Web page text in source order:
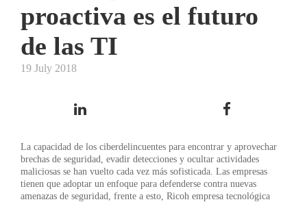
proactiva es el futuro
de las TI
19 July 2018
La capacidad de los ciberdelincuentes para encontrar y aprovechar
brechas de seguridad, evadir detecciones y ocultar actividades
maliciosas se han vuelto cada vez más sofisticada. Las empresas
tienen que adoptar un enfoque para defenderse contra nuevas
amenazas de seguridad, frente a esto, Ricoh empresa tecnológica